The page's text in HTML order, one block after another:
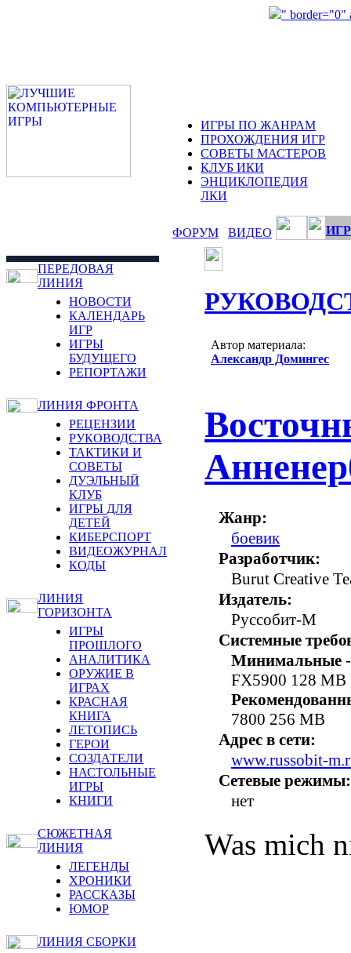
" border="0"
ИГРЫ ПО ЖАНРАМ
ПРОХОЖДЕНИЯ ИГР
СОВЕТЫ МАСТЕРОВ
КЛУБ ИКИ
ЭНЦИКЛОПЕДИЯ
ЛКИ
ФОРУМ ВИДЕО
ПЕРЕДОВАЯ
ЛИНИЯ
НОВОСТИ
КАЛЕНДАРЬ
ИГР
ИГРЫ
БУДУЩЕГО
РЕПОРТАЖИ
ЛИНИЯ ФРОНТА
РЕЦЕНЗИИ
РУКОВОДСТВА
ТАКТИКИ И
СОВЕТЫ
ДУЭЛЬНЫЙ
КЛУБ
ИГРЫ ДЛЯ
ДЕТЕЙ
КИБЕРСПОРТ
ВИДЕОЖУРНАЛ
КОДЫ
ЛИНИЯ
ГОРИЗОНТА
ИГРЫ
ПРОШЛОГО
АНАЛИТИКА
ОРУЖИЕ В
ИГРАХ
КРАСНАЯ
КНИГА
ЛЕТОПИСЬ
ГЕРОИ
СОЗДАТЕЛИ
НАСТОЛЬНЫЕ
ИГРЫ
КНИГИ
СЮЖЕТНАЯ
ЛИНИЯ
ЛЕГЕНДЫ
ХРОНИКИ
РАССКАЗЫ
ЮМОР
ЛИНИЯ СБОРКИ
Автор материала:
Александр Домингес
Жанр:
боевик
Разработчик:
Burut Creative
Издатель:
Руссобит-М
Системные
Минимальные
FX5900 128 MB
7800 256 MB
Адрес в сети:
www.russobit-
Сетевые режимы:
нет
Was mich